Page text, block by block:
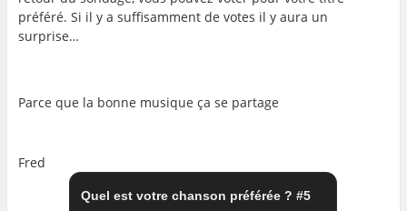
préféré. Si il y a suffisamment de votes il y aura un
surprise…
Parce que la bonne musique ça se partage
Fred
Quel est votre chanson préférée ? #5